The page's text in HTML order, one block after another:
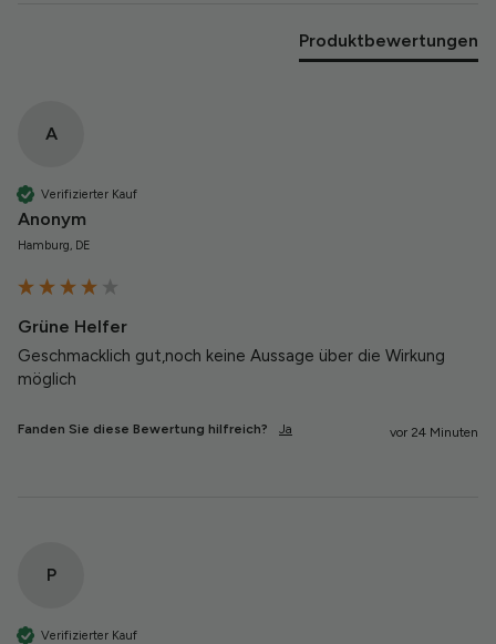
Produktbewertungen
A
Verifizierter Kauf
Anonym
Hamburg, DE
Grüne Helfer
Geschmacklich gut,noch keine Aussage über die Wirkung
möglich
Fanden Sie diese Bewertung hilfreich? Ja vor 24 Minuten
P
Verifizierter Kauf